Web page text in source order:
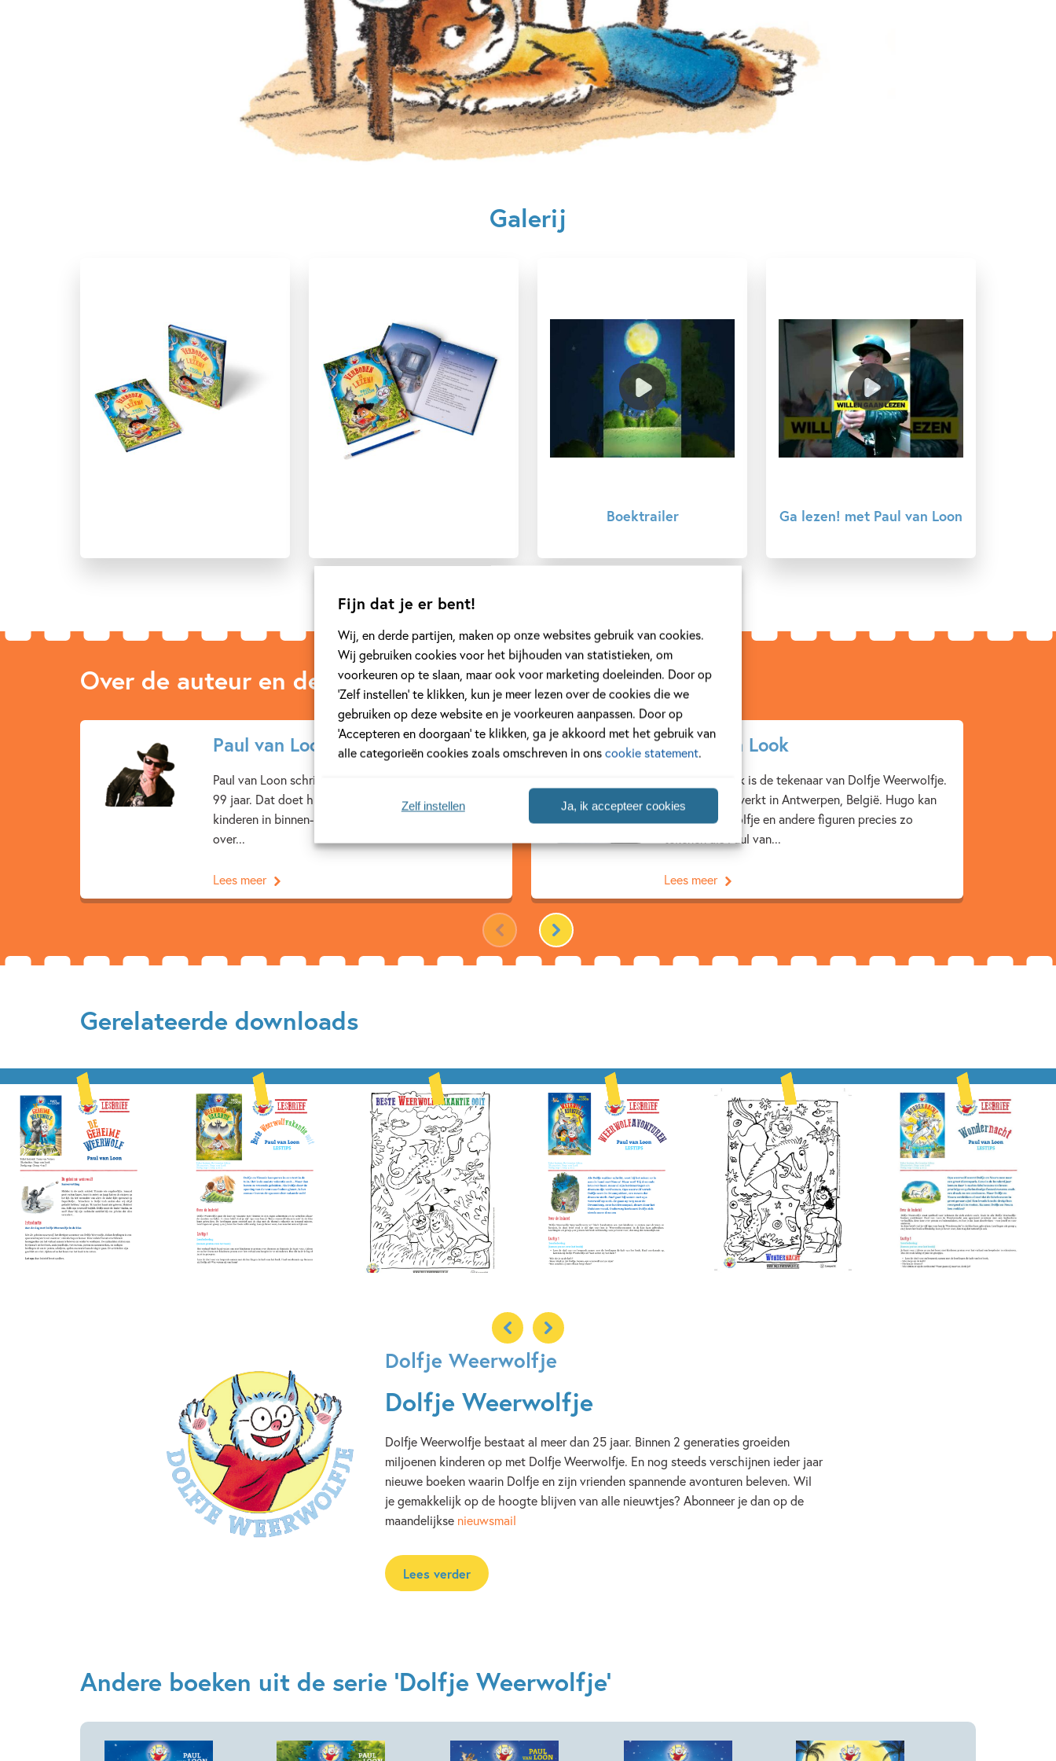
Fijn dat je er bent!
Wij, en derde partijen, maken op onze websites gebruik van cookies.
Wij gebruiken cookies voor het bijhouden van statistieken, om
voorkeuren op te slaan, maar ook voor marketing doeleinden. Door op
‘Zelf instellen’ te klikken, kun je meer lezen over de cookies die we
gebruiken op deze website en je voorkeuren aanpassen. Door op
‘Accepteren en doorgaan’ te klikken, ga je akkoord met het gebruik van
alle categorieën cookies zoals omschreven in onscookie statement.
Ja, ik accepteer cookies
Zelf instellen
Uitgever:
Leopold
Verschijningsdatum: 20-12-2024
Kenmerken van dit boek
5 – 7 jaar 7 – 9 jaar 9 – 12 jaar
Spanning
Spanning & griezelen
Galerij
Boektrailer Ga lezen! met Paul van Loon
Over de auteur en de illustrator
Paul van Loon
Paul van Loon schrijft boeken voor kinderen van 7 tot
99 jaar. Dat doet hij al meer dan 35 jaar. Miljoenen
kinderen in binnen- en buitenland kennen zijn boeken
over...
Lees meer
Hugo van Look
Hugo van Look is de tekenaar van Dolfje Weerwolfje.
Hij woont en werkt in Antwerpen, België. Hugo kan
Dolfje Weerwolfje en andere figuren precies zo
tekenen als Paul van...
Lees meer
Gerelateerde downloads
Dolfje Weerwolfje
Dolfje Weerwolfje
Dolfje Weerwolfje bestaat al meer dan 25 jaar. Binnen 2 generaties groeiden
miljoenen kinderen op met Dolfje Weerwolfje. En nog steeds verschijnen ieder jaar
nieuwe boeken waarin Dolfje en zijn vrienden spannende avonturen beleven. Wil
je gemakkelijk op de hoogte blijven van alle nieuwtjes? Abonneer je dan op de
maandelijkse nieuwsmail
Lees verder
Andere boeken uit de serie 'Dolfje Weerwolfje'